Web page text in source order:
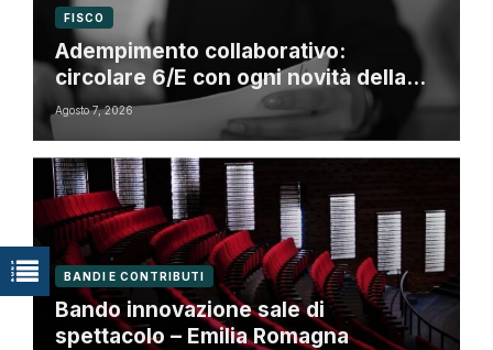
FISCO
Adempimento collaborativo:
circolare 6/E con ogni novità della
riforma fiscale
Agosto 7, 2026
BANDI E CONTRIBUTI
Bando innovazione sale di
spettacolo – Emilia Romagna